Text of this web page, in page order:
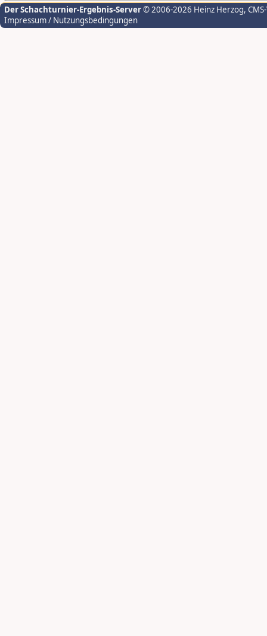
Der Schachturnier-Ergebnis-Server© 2006-2026 Heinz Herzog,
Impressum / Nutzungsbedingungen